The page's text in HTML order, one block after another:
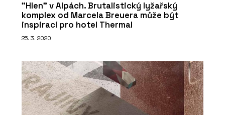
"Hlen" v Alpách. Brutalistický lyžařský
komplex od Marcela Breuera může být
inspirací pro hotel Thermal
25. 3. 2020